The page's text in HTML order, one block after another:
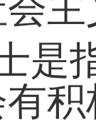
接
，